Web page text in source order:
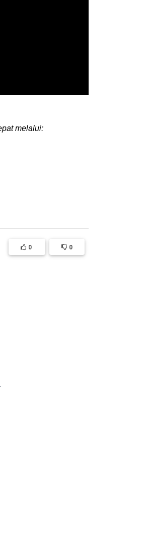
melalui:
0 0